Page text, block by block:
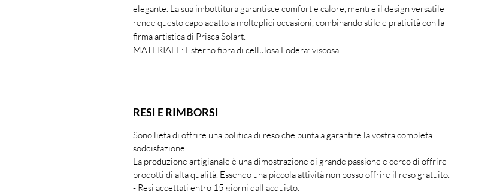
elegante. La sua imbottitura garantisce comfort e calore, mentre il design versatile
rende questo capo adatto a molteplici occasioni, combinando stile e praticità con la
firma artistica di Prisca Solart.
MATERIALE: Esterno fibra di cellulosa Fodera: viscosa
RESI E RIMBORSI
Sono lieta di offrire una politica di reso che punta a garantire la vostra completa
soddisfazione.
La produzione artigianale è una dimostrazione di grande passione e cerco di offrire
prodotti di alta qualità. Essendo una piccola attività non posso offrire il reso gratuito.
- Resi accettati entro 15 giorni dall'acquisto.